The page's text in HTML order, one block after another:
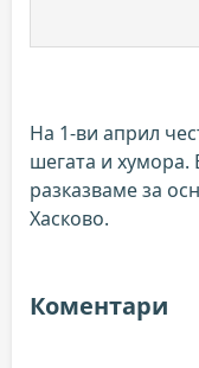
На 1-ви април
шегата и хумора.
разказваме за
Хасково.
Коментари